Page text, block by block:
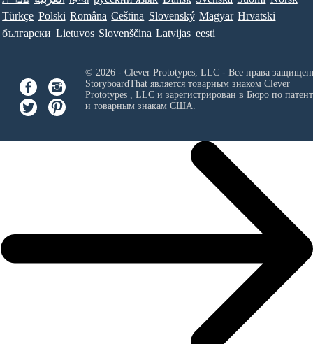
Türkçe Polski Româna Ceština Slovenský Magyar Hrvatski
български Lietuvos Slovenščina Latvijas eesti
© 2026 - Clever Prototypes, LLC - Все права
StoryboardThat является товарным знаком Clever
Prototypes , LLCи зарегистрирован в Бюро по
и товарным знакам США.